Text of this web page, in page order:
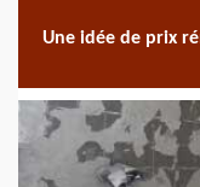
Une idée de prix